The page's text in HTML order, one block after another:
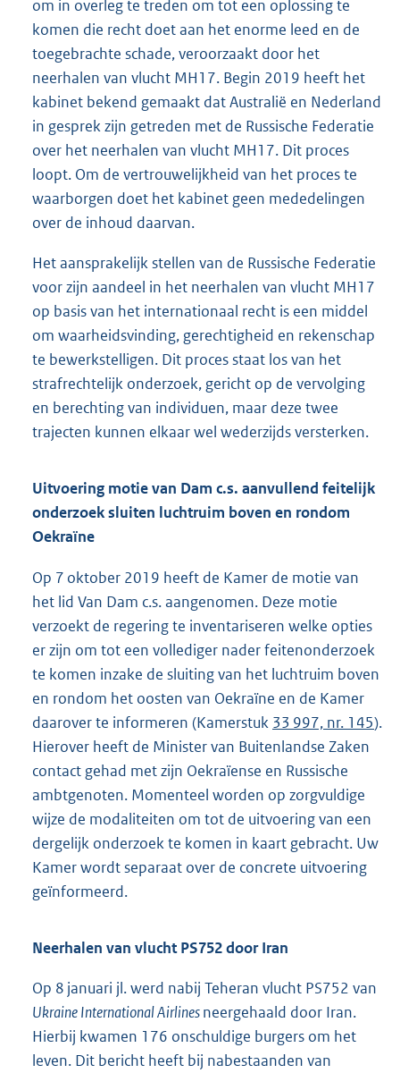
om in overleg te treden om tot een oplossing te
komen die recht doet aan het enorme leed en de
toegebrachte schade, veroorzaakt door het
neerhalen van vlucht MH17. Begin 2019 heeft het
kabinet bekend gemaakt dat Australië en Nederland
in gesprek zijn getreden met de Russische Federatie
over het neerhalen van vlucht MH17. Dit proces
loopt. Om de vertrouwelijkheid van het proces te
waarborgen doet het kabinet geen mededelingen
over de inhoud daarvan.
Het aansprakelijk stellen van de Russische Federatie
voor zijn aandeel in het neerhalen van vlucht MH17
op basis van het internationaal recht is een middel
om waarheidsvinding, gerechtigheid en rekenschap
te bewerkstelligen. Dit proces staat los van het
strafrechtelijk onderzoek, gericht op de vervolging
en berechting van individuen, maar deze twee
trajecten kunnen elkaar wel wederzijds versterken.
Uitvoering motie van Dam c.s. aanvullend feitelijk
onderzoek sluiten luchtruim boven en rondom
Oekraïne
Op 7 oktober 2019 heeft de Kamer de motie van
het lid Van Dam c.s. aangenomen. Deze motie
verzoekt de regering te inventariseren welke opties
er zijn om tot een vollediger nader feitenonderzoek
te komen inzake de sluiting van het luchtruim boven
en rondom het oosten van Oekraïne en de Kamer
daarover te informeren (Kamerstuk 33 997, nr. 145).
Hierover heeft de Minister van Buitenlandse Zaken
contact gehad met zijn Oekraïense en Russische
ambtgenoten. Momenteel worden op zorgvuldige
wijze de modaliteiten om tot de uitvoering van een
dergelijk onderzoek te komen in kaart gebracht. Uw
Kamer wordt separaat over de concrete uitvoering
geïnformeerd.
Neerhalen van vlucht PS752 door Iran
Op 8 januari jl. werd nabij Teheran vlucht PS752 van
Ukraine International Airlinesneergehaald door Iran.
Hierbij kwamen 176 onschuldige burgers om het
leven. Dit bericht heeft bij nabestaanden van